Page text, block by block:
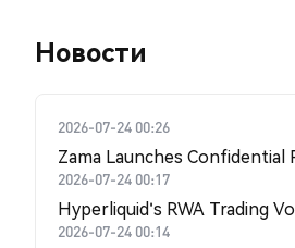
Новости
2026-07-24 00:26
Zama Launches
2026-07-24 00:17
Hyperliquid's RWA Trading
2026-07-24 00:14